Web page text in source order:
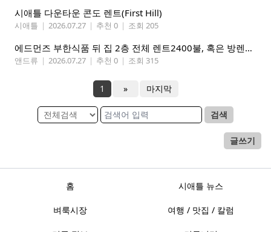
시애틀 다운타운 콘도 렌트(First Hill)
시애틀 | 2026.07.27 | 추천 0 | 조회 205
에드먼즈 부한식품 뒤 집 2층 전체 렌트2400불, 혹은 방렌트 800불*2개, 마스터베드 950불. 방 3개 중에 골라 쓰세요!
앤드류 | 2026.07.27 | 추천 0 | 조회 315
1 » 마지막
검색
글쓰기
홈 시애틀 뉴스
벼룩시장 여행 / 맛집 / 칼럼